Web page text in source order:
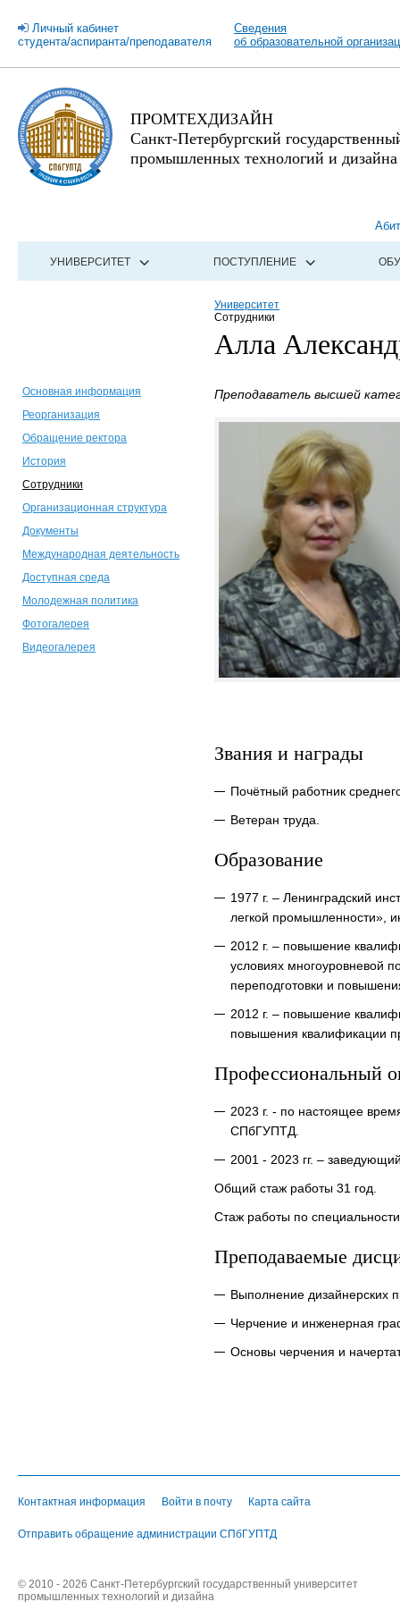
Личный кабинет
студента/аспиранта/преподавателя
Сведения
об образовательной
ПРОМТЕХДИЗАЙН
Санкт-Петербургский
промышленных технологий и дизайна
УНИВЕРСИТЕТ ПОСТУПЛЕНИЕ
Университет
Сотрудники
Алла
Основная информация
Реорганизация
Обращение ректора
История
Сотрудники
Организационная структура
Документы
Международная деятельность
Доступная среда
Молодежная политика
Фотогалерея
Видеогалерея
Преподаватель высшей
Звания и награды
Почётный работник
Ветеран труда.
Образование
1977 г. – Ленинградский
легкой промышленности»,
2012 г. – повышение
условиях многоуровневой
переподготовки и
2012 г. – повышение
повышения квалификации
Профессиональный
2023 г. - по настоящее
СПбГУПТД.
2001 - 2023 гг. –
Общий стаж работы 31 год.
Стаж работы по
Преподаваемые
Выполнение дизайнерских
Черчение и инженерная
Основы черчения и
Контактная информация Войти в почту Карта сайта
Отправить обращение администрации СПбГУПТД
© 2010 - 2026 Санкт-Петербургский государственный университет
промышленных технологий и дизайна